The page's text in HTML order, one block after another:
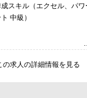
、投資信託に関連する新
の開発プロジェクトにも
成スキル（エクセル、パワ
中級）
の求人の詳細情報を見る